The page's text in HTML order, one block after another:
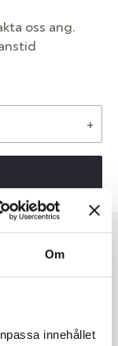
Om
innehållet
oss ang.
+